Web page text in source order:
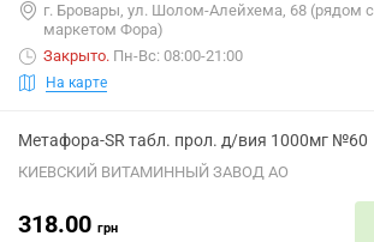
г. Бровары, ул. Шолом-Алейхема, 68 (рядом с
маркетом Фора)
Закрыто. Пн-Вс: 08:00-21:00
На карте
Метафора-SR табл. прол. д/вия 1000мг №60
КИЕВСКИЙ ВИТАМИННЫЙ ЗАВОД АО
318.00 грн